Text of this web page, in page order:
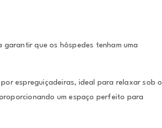
que os hóspedes tenham uma
espreguiçadeiras, ideal para relaxar sob o
um espaço perfeito para